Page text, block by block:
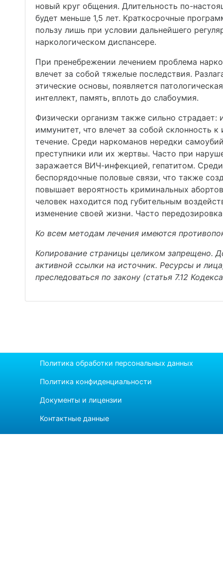
новый круг общения. Длительность по-
будет меньше 1,5 лет. Краткосрочные
пользу лишь при условии дальнейшего
наркологическом диспансере.
При пренебрежении лечением проблема
влечет за собой тяжелые последствия.
этические основы, появляется
интеллект, память, вплоть до слабоумия.
Физически организм также сильно
иммунитет, что влечет за собой склонность
течение. Среди наркоманов нередки
преступники или их жертвы. Часто при
заражается ВИЧ-инфекцией, гепатитом.
беспорядочные половые связи, что также
повышает вероятность криминальных
человек находится под губительным
изменение своей жизни. Часто
Ко всем методам лечения имеются
Копирование страницы целиком запрещено.
активной ссылки на источник. Ресурсы и
преследоваться по закону (статья 7.12
Политика обработки персональных данных
Политика конфиденциальности
Документы и лицензии
Контактные данные